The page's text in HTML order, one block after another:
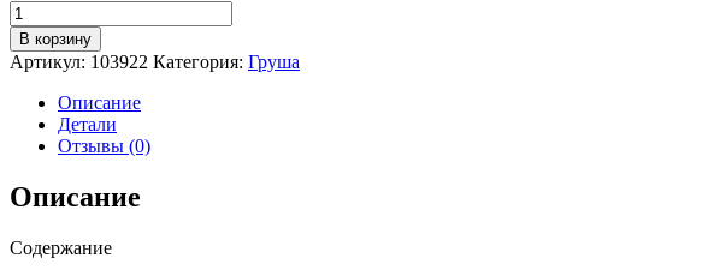
Количество
товара
Груша
сорт
"Вильямс":
особенности
выращивания
средне-
позднего
сорта
румянцем.
В корзину
Артикул: 103922 Категория: Груша
Описание
Детали
Отзывы (0)
Описание
Содержание